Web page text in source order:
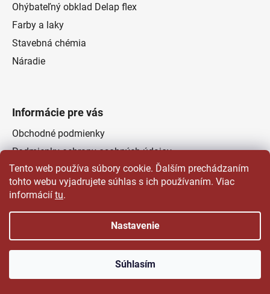
Tento web používa súbory cookie. Ďalším prechádzaním
tohto webu vyjadrujete súhlas s ich používaním. Viac
informácií tu.
Nastavenie
Súhlasím
Ohýbateľný obklad Delap flex
Farby a laky
Stavebná chémia
Náradie
Informácie pre vás
Obchodné podmienky
Podmienky ochrany osobných údajov
Odstúpenie od zmluvy
Kontakty
Vytvoril Shoptet a
Adatelier
Čertovsky dobré farby laky | Delap.sk
Všetky práva vyhradené.